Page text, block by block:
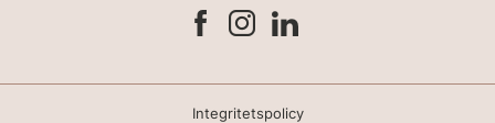
Integritetspolicy